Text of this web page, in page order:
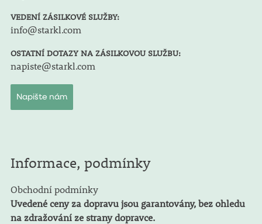
VEDENÍ ZÁSILKOVÉ SLUŽBY:
info@starkl.com
OSTATNÍ DOTAZY NA ZÁSILKOVOU SLUŽBU:
napiste@starkl.com
Napište nám
Informace, podmínky
Obchodní podmínky
Uvedené ceny za dopravu jsou garantovány, bez ohledu
na zdražování ze strany dopravce.